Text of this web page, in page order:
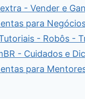
- Vender e
para
- Robôs -
- Cuidados e
para